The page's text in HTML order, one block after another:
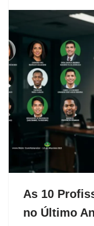
As 10
no Último